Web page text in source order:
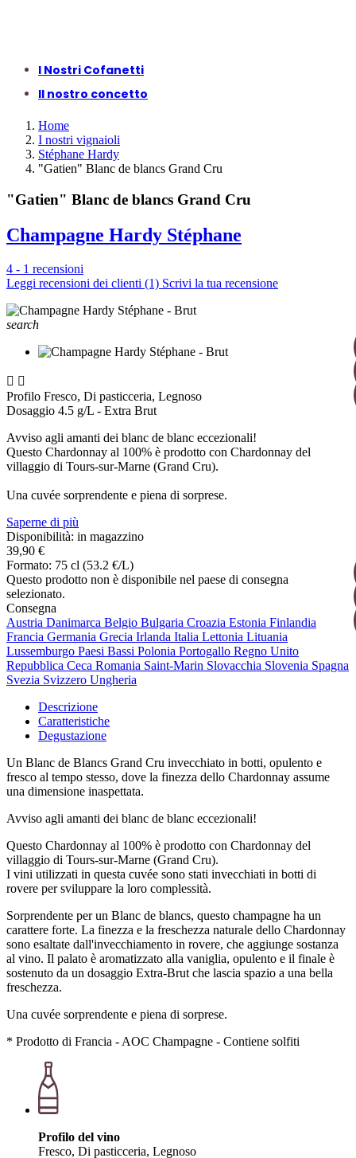
I Nostri Cofanetti
Il nostro concetto
Home
I nostri vignaioli
Stéphane Hardy
"Gatien" Blanc de blancs Grand Cru
"Gatien" Blanc de blancs Grand Cru
Champagne Hardy Stéphane
4 - 1 recensioni
Leggi recensioni dei clienti (1) Scrivi la tua recensione
search
 
Profilo Fresco, Di pasticceria, Legnoso
Dosaggio 4.5 g/L - Extra Brut
Avviso agli amanti dei blanc de blanc eccezionali!
Questo Chardonnay al 100% è prodotto con Chardonnay del
villaggio di Tours-sur-Marne (Grand Cru).
Una cuvée sorprendente e piena di sorprese.
Saperne di più
Disponibilità: in magazzino
39,90 €
Formato: 75 cl (53.2 €/L)
Questo prodotto non è disponibile nel paese di consegna
selezionato.
Consegna
Austria Danimarca Belgio Bulgaria Croazia Estonia Finlandia
Francia Germania Grecia Irlanda Italia Lettonia Lituania
Lussemburgo Paesi Bassi Polonia Portogallo Regno Unito
Repubblica Ceca Romania Saint-Marin Slovacchia Slovenia Spagna
Svezia Svizzero Ungheria
Descrizione
Caratteristiche
Degustazione
Un Blanc de Blancs Grand Cru invecchiato in botti, opulento e
fresco al tempo stesso, dove la finezza dello Chardonnay assume
una dimensione inaspettata.
Avviso agli amanti dei blanc de blanc eccezionali!
Questo Chardonnay al 100% è prodotto con Chardonnay del
villaggio di Tours-sur-Marne (Grand Cru).
I vini utilizzati in questa cuvée sono stati invecchiati in botti di
rovere per sviluppare la loro complessità.
Sorprendente per un Blanc de blancs, questo champagne ha un
carattere forte. La finezza e la freschezza naturale dello Chardonnay
sono esaltate dall'invecchiamento in rovere, che aggiunge sostanza
al vino. Il palato è aromatizzato alla vaniglia, opulento e il finale è
sostenuto da un dosaggio Extra-Brut che lascia spazio a una bella
freschezza.
Una cuvée sorprendente e piena di sorprese.
* Prodotto di Francia - AOC Champagne - Contiene solfiti
Profilo del vino
Fresco, Di pasticceria, Legnoso